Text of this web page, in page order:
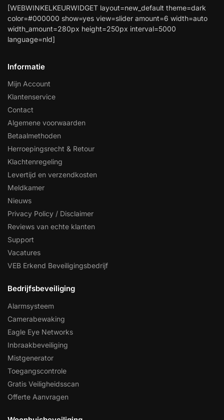
[WEBWINKELKEURWIDGET layout=new_default theme=dark
color=#000000 show=yes view=slider amount=6 width=auto
width_amount=280px height=250px interval=5000
language=nld]
Informatie
Mijn Account
Klantenservice
Contact
Algemene voorwaarden
Betaalmethoden
Herroepingsrecht & Retour
Klachtenregeling
Levertijd en verzendkosten
Meldkamer
Nieuws
Privacy Policy / Disclaimer
Reviews van echte klanten
Support
Vacatures
VEB Erkend Beveiligingsbedrijf
Bedrijfsbeveiliging
Alarmsysteem
Camerabewaking
Eagle Eye Networks
Inbraakbeveiliging
Mistgenerator
Toegangscontrole
Gratis Veiligheidsscan
Offerte Aanvragen